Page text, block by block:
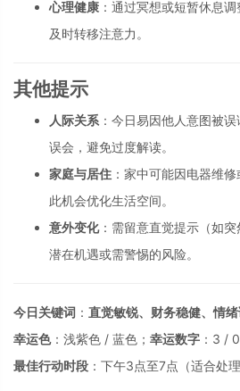
心理健康 ：通过冥想或短暂休息
及时转移注意力。
其他提示
人际关系 ：今日易因他人意图被
误会，避免过度解读。
家庭与居住 ：家中可能因电器维
此机会优化生活空间。
意外变化：需留意直觉提示（如
潜在机遇或需警惕的风险。
今日关键词 ： 直觉敏锐、财务稳健、情
幸运色：浅紫色 / 蓝色； 幸运数字 ：3 / 0
最佳行动时段 ：下午3点至7点（适合处